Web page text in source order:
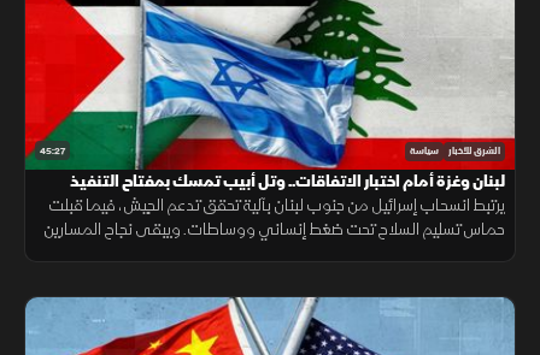
45:27 الشرق للأخبار سياسة
لبنان وغزة أمام اختبار الاتفاقات.. وتل أبيب تمسك بمفتاح التنفيذ
يرتبط انسحاب إسرائيل من جنوب لبنان بآلية تحقق تدعم الجيش، فيما قبلت
حماس تسليم السلاح تحت ضغط إنساني ووساطات. ويبقى نجاح المسارين